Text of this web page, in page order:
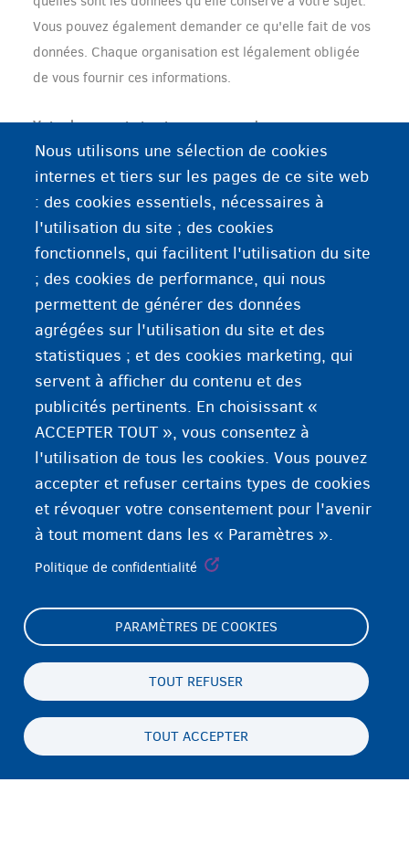
Vous pouvez également demander ce qu'elle fait de vos
données. Chaque organisation est légalement obligée
de vous fournir ces informations.
Votre logement et votre correspondance
Votre logement et votre correspondance (courriel,
lettres) sont privés. Les pouvoirs publics peuvent
uniquement interférer :
si la sécurité publique ou le bien-être économique
est menacé
pour éviter des faits punissables
pour protéger la santé, les bonnes mœurs, les
droits et les libertés d'autrui.
Nous utilisons une sélection de cookies
internes et tiers sur les pages de ce site web
: des cookies essentiels, nécessaires à
l'utilisation du site ; des cookies
fonctionnels, qui facilitent l'utilisation du site
; des cookies de performance, qui nous
permettent de générer des données
agrégées sur l'utilisation du site et des
statistiques ; et des cookies marketing, qui
servent à afficher du contenu et des
publicités pertinents. En choisissant «
ACCEPTER TOUT », vous consentez à
l'utilisation de tous les cookies. Vous pouvez
accepter et refuser certains types de cookies
et révoquer votre consentement pour l'avenir
à tout moment dans les « Paramètres ».
Politique de confidentialité
PARAMÈTRES DE COOKIES
TOUT REFUSER
TOUT ACCEPTER
Footer
(menu)
Paramètres de cookies
Déclaration relative aux cookies
Vie privée & mentions légales
FR
Persistent
menu